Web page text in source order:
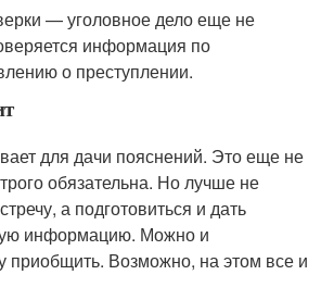
— уголовное дело еще не
информация по
о преступлении.
для дачи пояснений. Это еще не
обязательна. Но лучше не
а подготовиться и дать
информацию. Можно и
приобщить. Возможно, на этом все и